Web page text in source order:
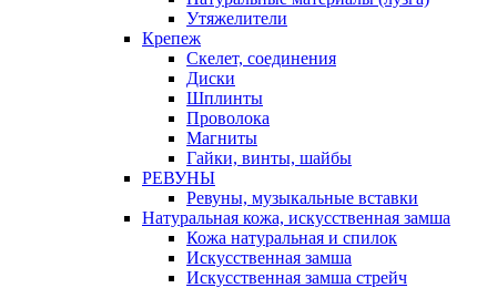
Утяжелители
Крепеж
Скелет, соединения
Диски
Шплинты
Проволока
Магниты
Гайки, винты, шайбы
РЕВУНЫ
Ревуны, музыкальные вставки
Натуральная кожа, искусственная замша
Кожа натуральная и спилок
Искусственная замша
Искусственная замша стрейч